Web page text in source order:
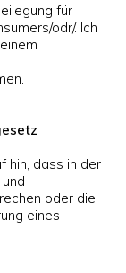
für
odr/. Ich
hin, dass in der
oder die
eines